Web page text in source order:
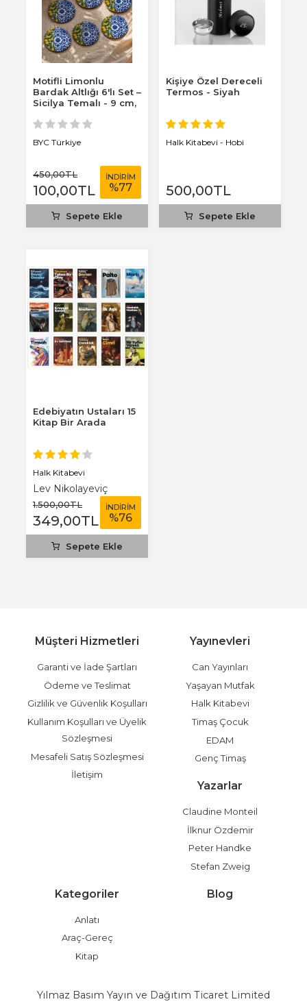
Motifli Limonlu
Bardak Altlığı 6'lı Set –
Sicilya Temalı - 9 cm,
BYC Türkiye
450,00TL
100,00TL
İNDİRİM
%77
Sepete Ekle
Kişiye Özel Dereceli
Termos - Siyah
Halk Kitabevi - Hobi
500,00TL
Sepete Ekle
Edebiyatın Ustaları 15
Kitap Bir Arada
Halk Kitabevi
Lev Nikolayeviç
Tolstoy
1.500,00TL
349,00TL
İNDİRİM
%76
Sepete Ekle
Müşteri Hizmetleri
Garanti ve İade Şartları
Ödeme ve Teslimat
Gizlilik ve Güvenlik Koşulları
Kullanım Koşulları ve Üyelik
Sözleşmesi
Mesafeli Satış Sözleşmesi
İletişim
Yayınevleri
Can Yayınları
Yaşayan Mutfak
Halk Kitabevi
Timaş Çocuk
EDAM
Genç Timaş
Yazarlar
Claudine Monteil
İlknur Özdemir
Peter Handke
Stefan Zweig
Kategoriler
Anlatı
Araç-Gereç
Kitap
Blog
Yılmaz Basım Yayın ve Dağıtım Ticaret Limited